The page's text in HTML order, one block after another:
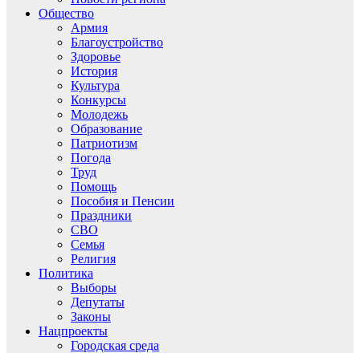
Общество
Армия
Благоустройство
Здоровье
История
Культура
Конкурсы
Молодежь
Образование
Патриотизм
Погода
Труд
Помощь
Пособия и Пенсии
Праздники
СВО
Семья
Религия
Политика
Выборы
Депутаты
Законы
Нацпроекты
Городская среда